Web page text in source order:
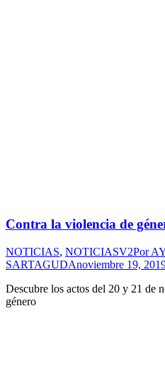
Contra la violencia de
NOTICIAS, NOTICIASV2Por
SARTAGUDAnoviembre 19,
Descubre los actos del 20 y 21 de
género